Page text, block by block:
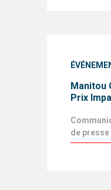
Manitou
Prix
de presse